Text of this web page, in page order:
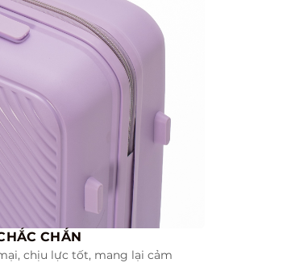
CHẮN
chịu lực tốt, mang lại cảm